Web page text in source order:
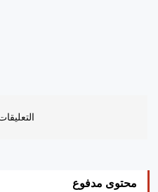
محتوى مدفوع